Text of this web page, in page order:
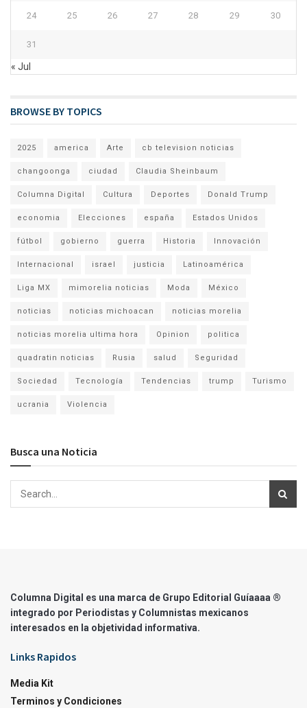
24 25 26 27 28 29 30
31
« Jul
BROWSE BY TOPICS
2025 america Arte cb television noticias
changoonga ciudad Claudia Sheinbaum
Columna Digital Cultura Deportes Donald Trump
economia Elecciones españa Estados Unidos
fútbol gobierno guerra Historia Innovación
Internacional israel justicia Latinoamérica
Liga MX mimorelia noticias Moda México
noticias noticias michoacan noticias morelia
noticias morelia ultima hora Opinion politica
quadratin noticias Rusia salud Seguridad
Sociedad Tecnología Tendencias trump Turismo
ucrania Violencia
Busca una Noticia
Columna Digital es una marca de Grupo Editorial Guíaaaa ®
integrado por Periodistas y Columnistas mexicanos
interesados en la objetividad informativa.
Links Rapidos
Media Kit
Terminos y Condiciones